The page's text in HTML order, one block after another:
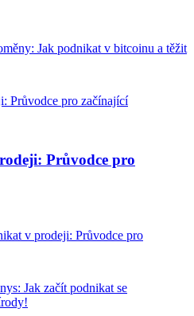
Jak podnikat v bitcoinu a těžit
Průvodce pro
v prodeji: Průvodce pro